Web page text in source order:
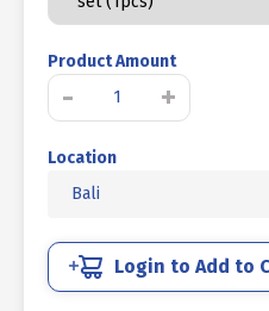
Product Amount
-
Kuantitas
BAJA
MM
DRAT
DIN
+
Location
Bali
Login to Add to